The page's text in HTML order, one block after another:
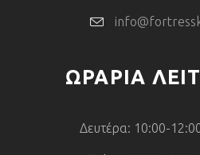
ΩΡΑΡΙΑ
Δευτέρα: 10:00-